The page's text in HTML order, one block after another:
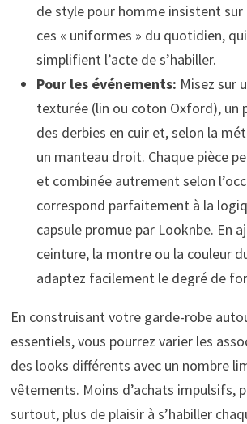
de style pour homme insistent
ces « uniformes » du quotidien,
simplifient l’acte de s’habiller.
Pour les événements: Misez sur
texturée (lin ou coton Oxford), un
des derbies en cuir et, selon la
un manteau droit. Chaque pièce
et combinée autrement selon
correspond parfaitement à la
capsule promue par Looknbe. En
ceinture, la montre ou la couleur
adaptez facilement le degré de
En construisant votre garde-robe
essentiels, vous pourrez varier les
des looks différents avec un nombre
vêtements. Moins d’achats impulsifs,
surtout, plus de plaisir à s’habiller